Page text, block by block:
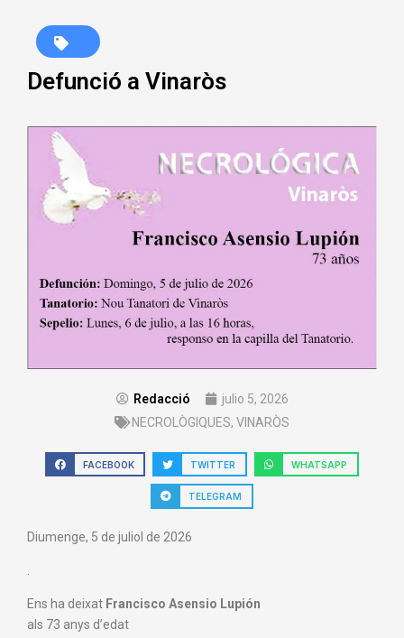
Defunció a Vinaròs
Redacció
julio 5, 2026
NECROLÒGIQUES, VINARÒS
FACEBOOK TWITTER WHATSAPP
TELEGRAM
Diumenge, 5 de juliol de 2026
Ens ha deixat Francisco Asensio Lupión
als 73 anys d’edat